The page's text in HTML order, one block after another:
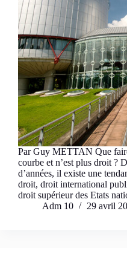
Par Guy METTAN Que
courbe et n’est plus droit ?
d’années, il existe une
droit, droit international
droit supérieur des Etats
Adm 10
29 avril